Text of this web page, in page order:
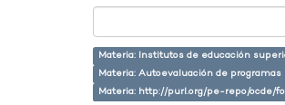
Materia: Institutos de educación
Materia: Autoevaluación de programas
Materia: http://purl.org/pe-repo/ocde/